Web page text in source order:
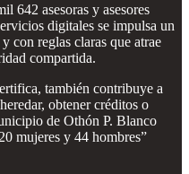
642 asesoras y asesores
digitales se impulsa un
con reglas claras que atrae
compartida.
también contribuye a
obtener créditos o
de Othón P. Blanco
mujeres y 44 hombres”